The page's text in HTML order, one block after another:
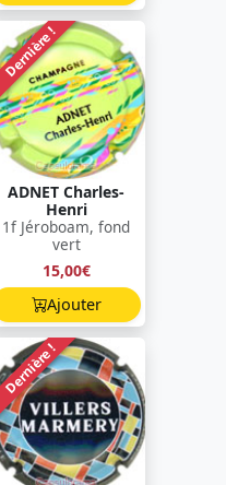
Dernière !
ADNET Charles-
Henri
1f Jéroboam, fond
vert
15,00€
Ajouter
Dernière !